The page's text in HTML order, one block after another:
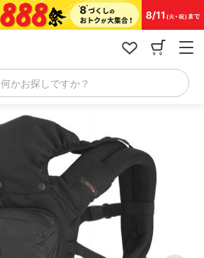
何かお探しですか？